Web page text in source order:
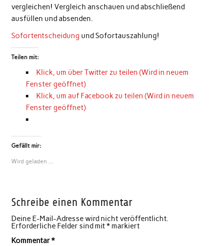
vergleichen! Vergleich anschauen und abschließend
ausfüllen und absenden.
Sofortentscheidung und Sofortauszahlung!
Teilen mit:
Klick, um über Twitter zu teilen (Wird in neuem
Fenster geöffnet)
Klick, um auf Facebook zu teilen (Wird in neuem
Fenster geöffnet)
Gefällt mir:
Wird geladen …
Schreibe einen Kommentar
Deine E-Mail-Adresse wird nicht veröffentlicht.
Erforderliche Felder sind mit*markiert
Kommentar*